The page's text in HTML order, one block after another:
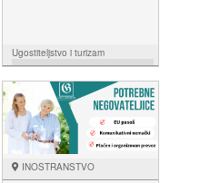
Ugostiteljstvo i turizam
NUDIM
INOSTRANSTVO